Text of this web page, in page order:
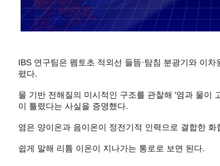
IBS 연구팀은 펨토초 적외선 들뜸·탐침 분광기와 이
폈다.
물 기반 전해질의 미시적인 구조를 관찰해 '염과 물이
이 틀렸다는 사실을 증명했다.
염은 양이온과 음이온이 정전기적 인력으로 결합한 화
쉽게 말해 리튬 이온이 지나가는 통로로 보면 된다.